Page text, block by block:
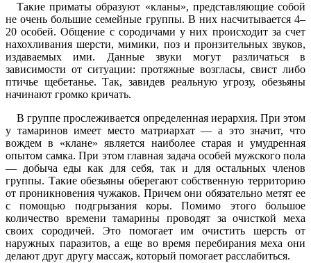
Такие приматы образуют «кланы», представляющие собой
не очень большие семейные группы. В них насчитывается 4–
20 особей. Общение с сородичами у них происходит за счет
нахохливания шерсти, мимики, поз и пронзительных звуков,
издаваемых ими. Данные звуки могут различаться в
зависимости от ситуации: протяжные возгласы, свист либо
птичье щебетанье. Так, завидев реальную угрозу, обезьяны
начинают громко кричать.
В группе прослеживается определенная иерархия. При этом
у тамаринов имеет место матриархат — а это значит, что
вождем в «клане» является наиболее старая и умудренная
опытом самка. При этом главная задача особей мужского пола
— добыча еды как для себя, так и для остальных членов
группы. Такие обезьяны оберегают собственную территорию
от проникновения чужаков. Причем они обязательно метят ее
с помощью подгрызания коры. Помимо этого большое
количество времени тамарины проводят за очисткой меха
своих сородичей. Это помогает им очистить шерсть от
наружных паразитов, а еще во время перебирания меха они
делают друг другу массаж, который помогает расслабиться.